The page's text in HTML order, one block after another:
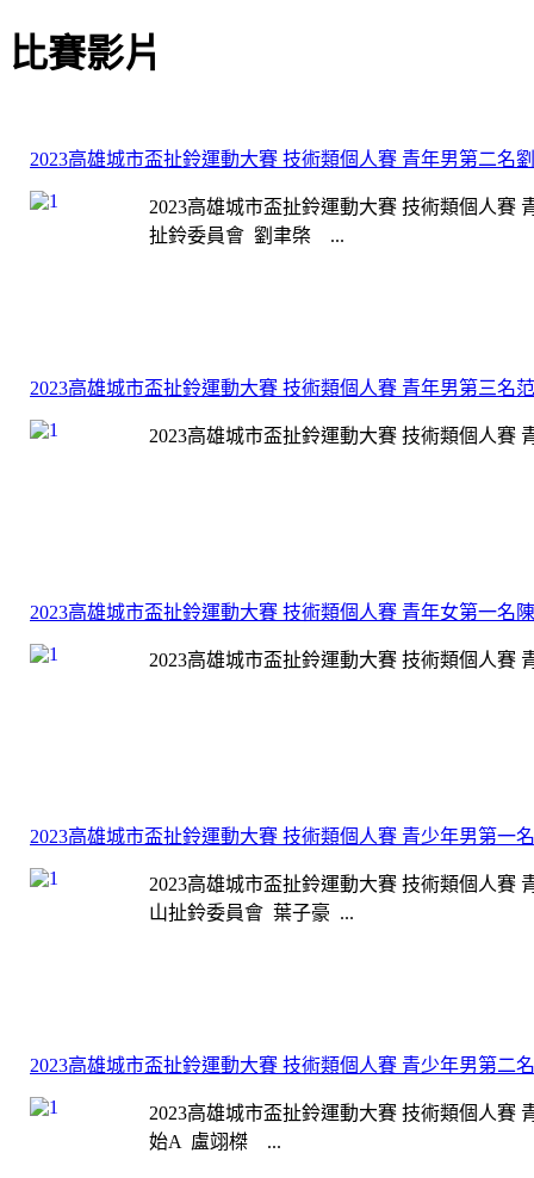
比賽影片
2023高雄城市盃扯鈴運動大賽 技術類個人賽 青年男第二名
2023高雄城市盃扯鈴運動大賽 技術類個人賽
扯鈴委員會 劉聿棨 ...
2023高雄城市盃扯鈴運動大賽 技術類個人賽 青年男第三名
2023高雄城市盃扯鈴運動大賽 技術類個人賽
2023高雄城市盃扯鈴運動大賽 技術類個人賽 青年女第一名
2023高雄城市盃扯鈴運動大賽 技術類個人賽
2023高雄城市盃扯鈴運動大賽 技術類個人賽 青少年男第一
2023高雄城市盃扯鈴運動大賽 技術類個人賽
山扯鈴委員會 葉子豪 ...
2023高雄城市盃扯鈴運動大賽 技術類個人賽 青少年男第二
2023高雄城市盃扯鈴運動大賽 技術類個人賽
始A 盧翊榤 ...